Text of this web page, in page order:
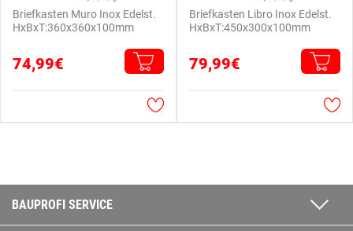
Briefkasten Muro Inox Edelst.
HxBxT:360x360x100mm
74,99€
Briefkasten Libro Inox Edelst.
HxBxT:450x300x100mm
79,99€
BAUPROFI SERVICE